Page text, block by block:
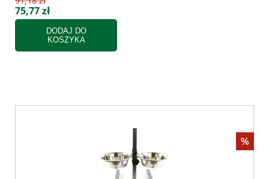
75,77 zł
DODAJ DO
KOSZYKA
%